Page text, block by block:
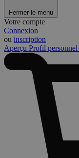
Fermer le menu
Votre compte
Connexion
ou inscription
Aperçu Profil personnel